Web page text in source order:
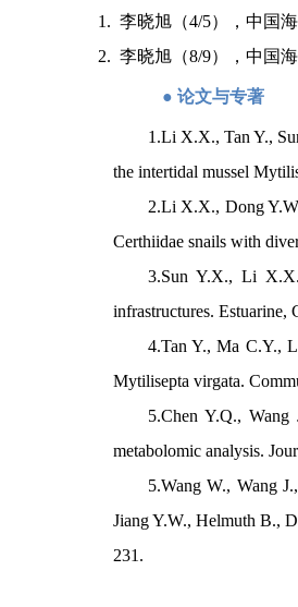
1. 李晓旭（4/5），中国
2. 李晓旭（8/9），中国
● 论文与专著
1.Li X.X., Tan Y.,
the intertidal mussel
2.Li X.X., Dong
Certhiidae snails with
3.Sun Y.X., Li
infrastructures. Estuarine,
4.Tan Y., Ma C.Y.,
Mytilisepta virgata.
5.Chen Y.Q.,
metabolomic analysis.
5.Wang W., Wang
Jiang Y.W., Helmuth B.,
231.